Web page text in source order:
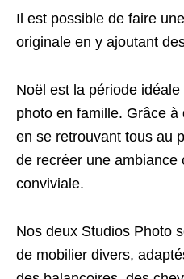
Il est possible de faire
originale en y ajoutant
Noël est la période
photo en famille. Grâce
en se retrouvant tous au
de recréer une ambiance
conviviale.
Nos deux Studios Photo
de mobilier divers,